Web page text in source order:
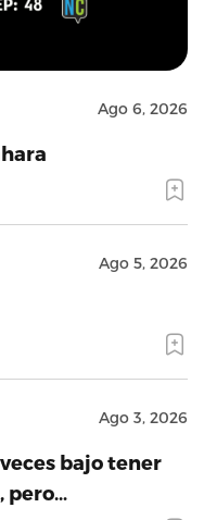
Ago 6, 2026
Ago 5, 2026
Ago 3, 2026
bajo tener
pero…